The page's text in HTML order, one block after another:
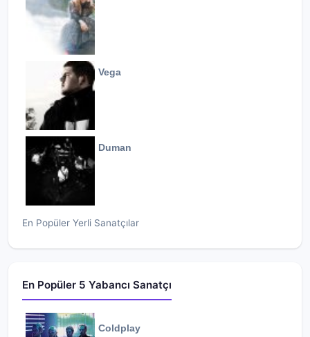
Vega
Duman
En Popüler Yerli Sanatçılar
En Popüler 5 Yabancı Sanatçı
Coldplay